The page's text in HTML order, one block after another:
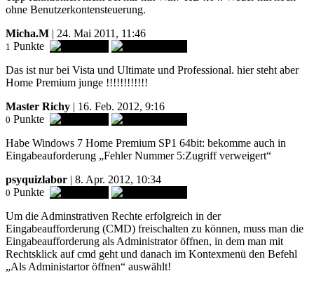
ohne Benutzerkontensteuerung.
Micha.M | 24. Mai 2011, 11:46
1 Punkte
Das ist nur bei Vista und Ultimate und Professional. hier steht aber
Home Premium junge !!!!!!!!!!!!
Master Richy | 16. Feb. 2012, 9:16
0 Punkte
Habe Windows 7 Home Premium SP1 64bit: bekomme auch in
Eingabeauforderung „Fehler Nummer 5:Zugriff verweigert“
psyquizlabor | 8. Apr. 2012, 10:34
0 Punkte
Um die Adminstrativen Rechte erfolgreich in der
Eingabeaufforderung (CMD) freischalten zu können, muss man die
Eingabeaufforderung als Administrator öffnen, in dem man mit
Rechtsklick auf cmd geht und danach im Kontexmenü den Befehl
„Als Administartor öffnen“ auswählt!